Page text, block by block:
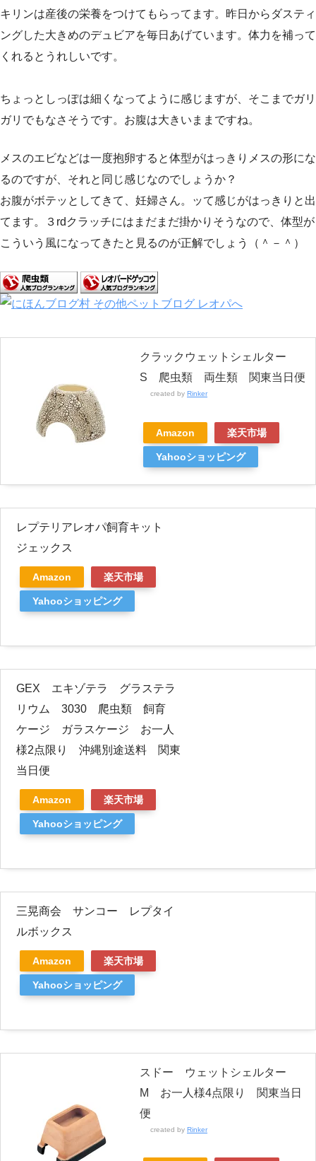
キリンは産後の栄養をつけてもらってます。昨日からダスティ
ングした大きめのデュビアを毎日あげています。体力を補って
くれるとうれしいです。
ちょっとしっぽは細くなってように感じますが、そこまでガリ
ガリでもなさそうです。お腹は大きいままですね。
メスのエビなどは一度抱卵すると体型がはっきりメスの形にな
るのですが、それと同じ感じなのでしょうか？
お腹がボテッとしてきて、妊婦さん。ッて感じがはっきりと出
てます。３rdクラッチにはまだまだ掛かりそうなので、体型が
こういう風になってきたと見るのが正解でしょう（＾－＾）
クラックウェットシェルター
S 爬虫類 両生類 関東当日便
created by Rinker
Amazon 楽天市場
Yahooショッピング
レプテリアレオパ飼育キット
ジェックス
Amazon 楽天市場
Yahooショッピング
GEX エキゾテラ グラステラ
リウム 3030 爬虫類 飼育
ケージ ガラスケージ お一人
様2点限り 沖縄別途送料 関東
当日便
Amazon 楽天市場
Yahooショッピング
三晃商会 サンコー レプタイ
ルボックス
Amazon 楽天市場
Yahooショッピング
スドー ウェットシェルター
M お一人様4点限り 関東当日
便
created by Rinker